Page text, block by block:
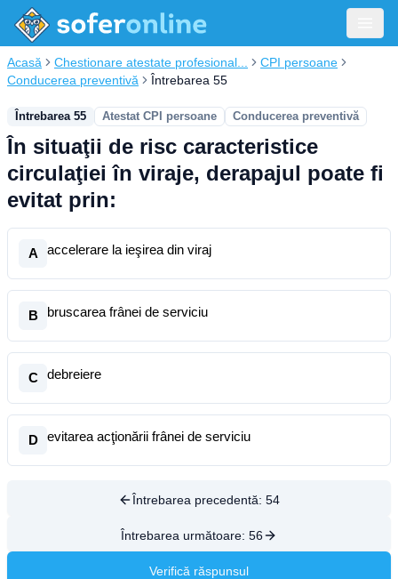
Acasă Chestionare atestate profesional...
CPI persoane
Conducerea preventivă
Întrebarea 55
Întrebarea 55 Atestat CPI persoane Conducerea preventivă
În situaţii de risc caracteristice
circulaţiei în viraje, derapajul poate fi
evitat prin:
A accelerare la ieşirea din viraj
B bruscarea frânei de serviciu
C debreiere
D evitarea acţionării frânei de serviciu
Întrebarea precedentă: 54
Întrebarea următoare: 56
Verifică răspunsul